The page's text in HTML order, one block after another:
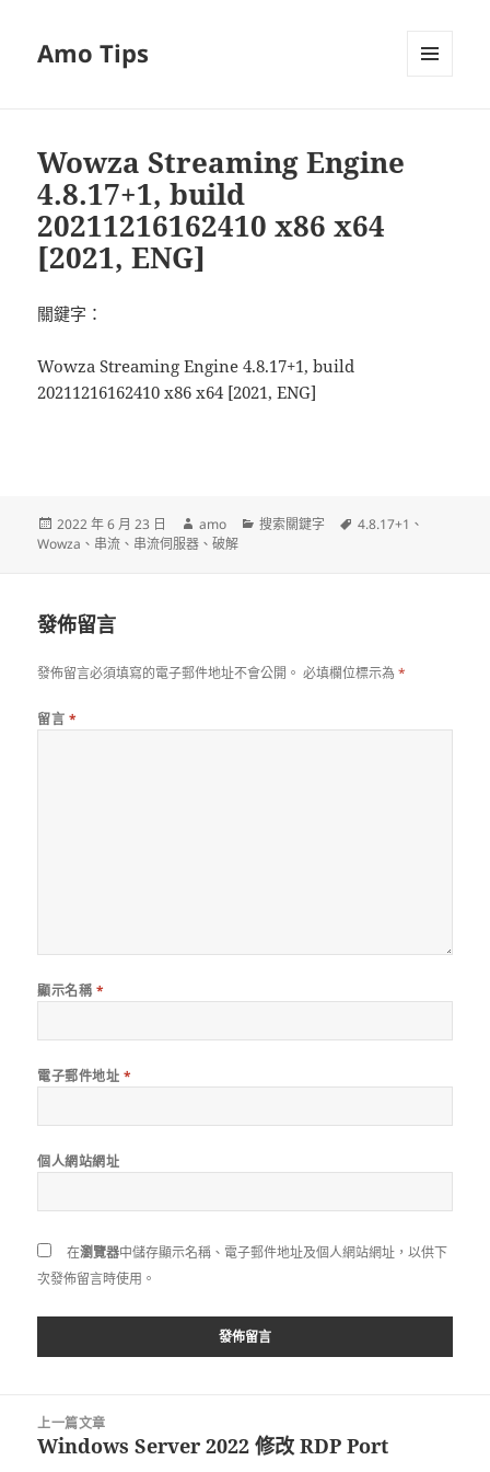
Amo Tips
Wowza Streaming Engine
4.8.17+1, build
20211216162410 x86 x64
[2021, ENG]
關鍵字：
Wowza Streaming Engine 4.8.17+1, build
20211216162410 x86 x64 [2021, ENG]
發
佈
2022 年 6 月 23 日
作
者
amo
分
搜索關鍵字
標
4.8.17+1 、
Wowza 、 串流 、 串流伺服器 、破解
發佈留言
發佈留言必須填寫的電子郵件地址不會公開。 必填欄位標示為*
留言 *
顯示名稱 *
電子郵件地址 *
個人網站網址
在瀏覽器中儲存顯示名稱、電子郵件地址及個人網站網址，以供下
次發佈留言時使用。
上一篇文章
上
Windows Server 2022 修改 RDP Port